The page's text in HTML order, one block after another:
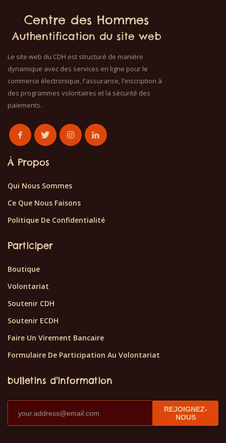
Centre des Hommes
Authentification du site web
Le site web du CDH est structuré de manière
dynamique avec des services en ligne pour le
commerce électronique, l'assurance, l'inscription à
des programmes volontaires et la sécurité des
paiements.
À Propos
Qui Nous Sommes
Ce Que Nous Faisons
Politique De Confidentialité
Participer
Boutique
Volontariat
Soutenir CDH
Soutenir ECDH
Faire Un Virement Bancaire
Formulaire De Participation Au Volontariat
bulletins d'information
REJOIGNEZ-
NOUS